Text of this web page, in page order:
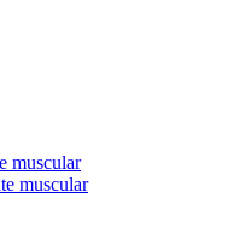
muscular
muscular